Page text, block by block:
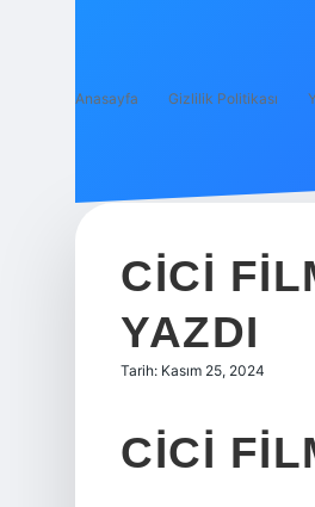
Anasayfa Gizlilik Politikası
CICI
YAZDI
Tarih: Kasım 25, 2024
CICI